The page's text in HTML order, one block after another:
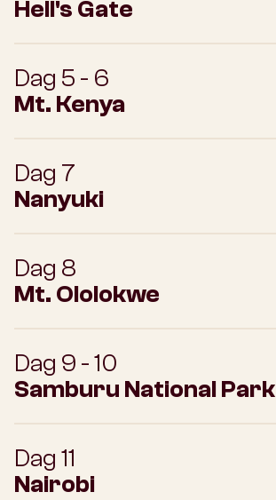
Hell's Gate
Dag 5 - 6
Mt. Kenya
Dag 7
Nanyuki
Dag 8
Mt. Ololokwe
Dag 9 - 10
Samburu National Park
Dag 11
Nairobi